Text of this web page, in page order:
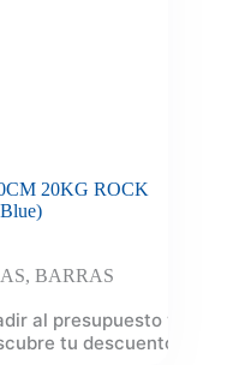
20KG ROCK
, BARRAS
al presupuesto y
tu descuento